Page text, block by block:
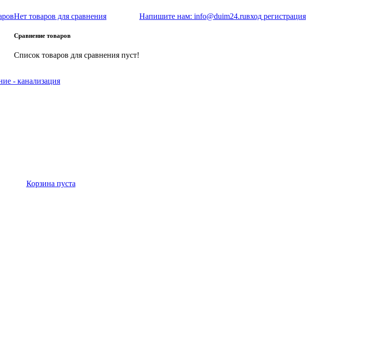
Нет товаров для сравнения
Сравнение товаров
Список товаров для сравнения пуст!
Напишите нам: info@duim24.ruвход регистрация
- канализация
Корзина пуста